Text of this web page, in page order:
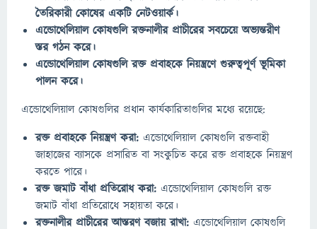
তৈরিকারী কোষের একটি নেটওয়ার্ক।
এন্ডোথেলিয়াল কোষগুলি রক্তনালীর প্রাচীরের সবচেয়ে অভ্যন্তরীণ
স্তর গঠন করে।
এন্ডোথেলিয়াল কোষগুলি রক্ত প্রবাহকে নিয়ন্ত্রণে গুরুত্বপূর্ণ ভূমিকা
পালন করে।
এন্ডোথেলিয়াল কোষগুলির প্রধান কার্যকারিতাগুলির মধ্যে রয়েছে:
রক্ত প্রবাহকে নিয়ন্ত্রণ করা: এন্ডোথেলিয়াল কোষগুলি রক্তবাহী
জাহাজের ব্যাসকে প্রসারিত বা সংকুচিত করে রক্ত প্রবাহকে নিয়ন্ত্রণ
করতে পারে।
রক্ত জমাট বাঁধা প্রতিরোধ করা: এন্ডোথেলিয়াল কোষগুলি রক্ত
জমাট বাঁধা প্রতিরোধে সহায়তা করে।
রক্তনালীর প্রাচীরের আস্তরণ বজায় রাখা: এন্ডোথেলিয়াল কোষগুলি